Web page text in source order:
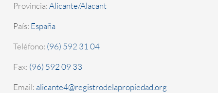
Provincia:Alicante/Alacant
País: España
Teléfono: (96) 592 31 04
Fax: (96) 592 09 33
Email: alicante4@registrodelapropiedad.org